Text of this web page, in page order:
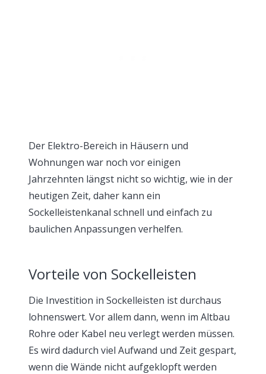
Der Elektro-Bereich in Häusern und
Wohnungen war noch vor einigen
Jahrzehnten längst nicht so wichtig, wie in der
heutigen Zeit, daher kann ein
Sockelleistenkanal schnell und einfach zu
baulichen Anpassungen verhelfen.
Vorteile von Sockelleisten
Die Investition in Sockelleisten ist durchaus
lohnenswert. Vor allem dann, wenn im Altbau
Rohre oder Kabel neu verlegt werden müssen.
Es wird dadurch viel Aufwand und Zeit gespart,
wenn die Wände nicht aufgeklopft werden